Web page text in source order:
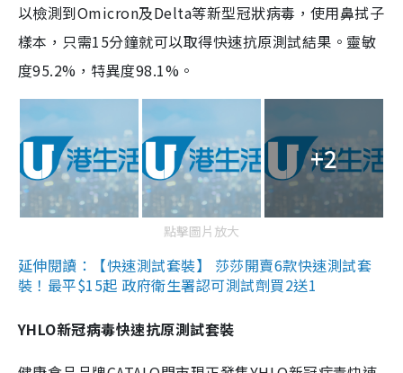
以檢測到Omicron及Delta等新型冠狀病毒，使用鼻拭子
樣本，只需15分鐘就可以取得快速抗原測試結果。靈敏
度95.2%，特異度98.1%。
+2
點擊圖片放大
延伸閱讀：【快速測試套裝】 莎莎開賣6款快速測試套
裝！最平$15起 政府衛生署認可測試劑買2送1
YHLO新冠病毒快速抗原測試套裝